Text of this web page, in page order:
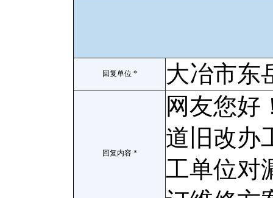
回复单位 * 大冶市东
回复内容 *
网友您好
道旧改办
工单位对